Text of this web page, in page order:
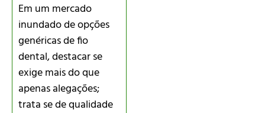
Em um mercado
inundado de opções
genéricas de fio
dental, destacar se
exige mais do que
apenas alegações;
trata se de qualidade